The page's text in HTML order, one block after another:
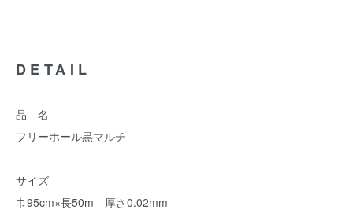
DETAIL
品 名
フリーホール黒マルチ
サイズ
巾95cm×長50m 厚さ0.02mm